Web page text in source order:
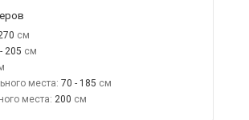
205
места: 70 - 185
места: 200